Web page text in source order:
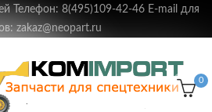
Телефон: 8(495)109-42-46 E-mail для
zakaz@neopart.ru
0